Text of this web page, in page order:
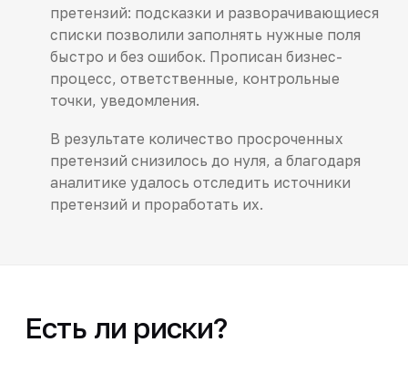
претензий: подсказки и разворачивающиеся
списки позволили заполнять нужные поля
быстро и без ошибок. Прописан бизнес-
процесс, ответственные, контрольные
точки, уведомления.
В результате количество просроченных
претензий снизилось до нуля, а благодаря
аналитике удалось отследить источники
претензий и проработать их.
Есть ли риски?